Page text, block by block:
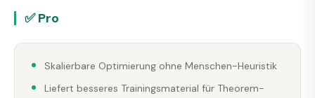
✅ Pro
Skalierbare Optimierung ohne Menschen-Heuristik
Liefert besseres Trainingsmaterial für Theorem-